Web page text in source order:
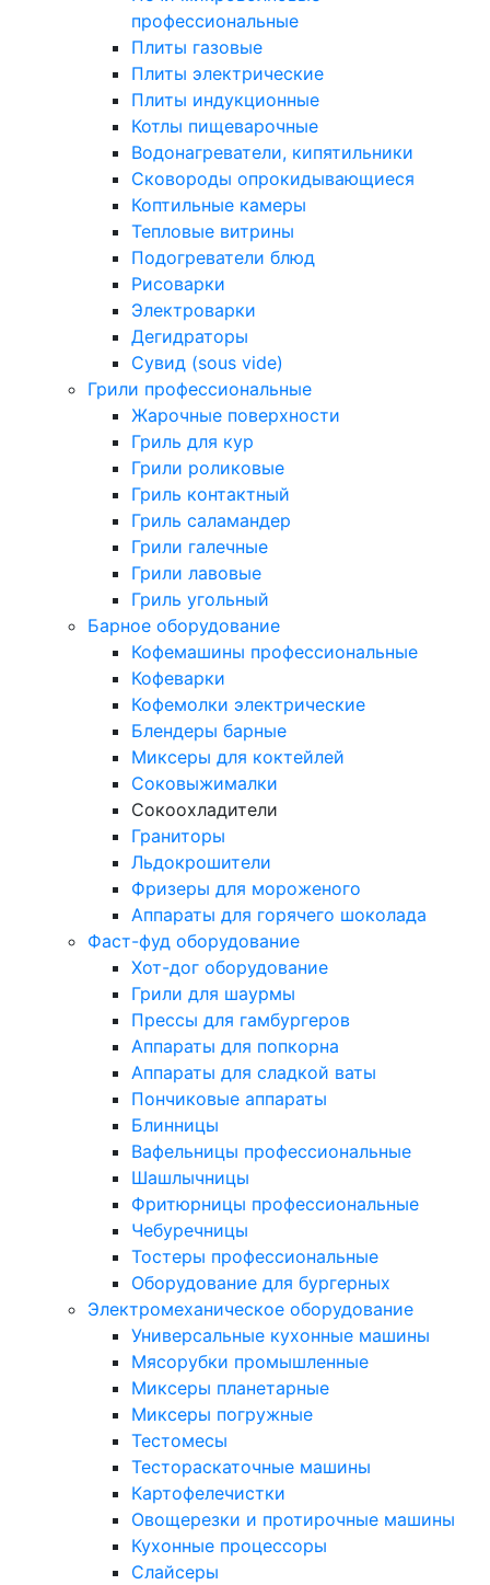
профессиональные
Плиты газовые
Плиты электрические
Плиты индукционные
Котлы пищеварочные
Водонагреватели, кипятильники
Сковороды опрокидывающиеся
Коптильные камеры
Тепловые витрины
Подогреватели блюд
Рисоварки
Электроварки
Дегидраторы
Сувид (sous vide)
Грили профессиональные
Жарочные поверхности
Гриль для кур
Грили роликовые
Гриль контактный
Гриль саламандер
Грили галечные
Грили лавовые
Гриль угольный
Барное оборудование
Кофемашины профессиональные
Кофеварки
Кофемолки электрические
Блендеры барные
Миксеры для коктейлей
Соковыжималки
Сокоохладители
Граниторы
Льдокрошители
Фризеры для мороженого
Аппараты для горячего шоколада
Фаст-фуд оборудование
Хот-дог оборудование
Грили для шаурмы
Прессы для гамбургеров
Аппараты для попкорна
Аппараты для сладкой ваты
Пончиковые аппараты
Блинницы
Вафельницы профессиональные
Шашлычницы
Фритюрницы профессиональные
Чебуречницы
Тостеры профессиональные
Оборудование для бургерных
Электромеханическое оборудование
Универсальные кухонные машины
Мясорубки промышленные
Миксеры планетарные
Миксеры погружные
Тестомесы
Тестораскаточные машины
Картофелечистки
Овощерезки и протирочные машины
Кухонные процессоры
Слайсеры